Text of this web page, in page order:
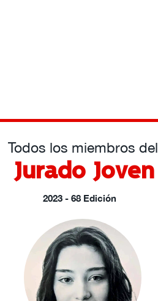
Todos los miembros del
Jurado Joven
2023 - 68 Edición